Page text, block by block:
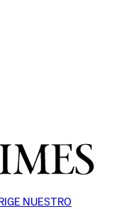
NUESTRO